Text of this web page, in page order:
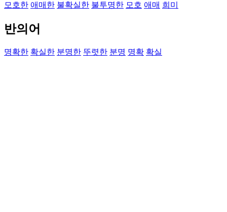
모호한 애매한 불확실한 불투명한 모호 애매 희미
반의어
명확한 확실한 분명한 뚜렷한 분명 명확 확실